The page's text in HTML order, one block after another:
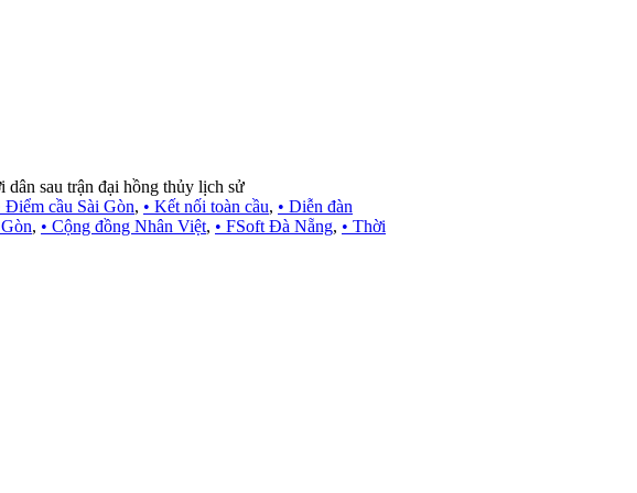
sau trận đại hồng thủy lịch sử
Điểm cầu Sài Gòn, • Kết nối toàn cầu, • Diễn đàn
, • Cộng đồng Nhân Việt, • FSoft Đà Nẵng, • Thời